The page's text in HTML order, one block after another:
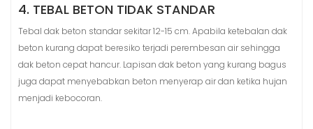
4. TEBAL BETON TIDAK STANDAR
Tebal dak beton standar sekitar 12-15 cm. Apabila ketebalan dak
beton kurang dapat beresiko terjadi perembesan air sehingga
dak beton cepat hancur. Lapisan dak beton yang kurang bagus
juga dapat menyebabkan beton menyerap air dan ketika hujan
menjadi kebocoran.